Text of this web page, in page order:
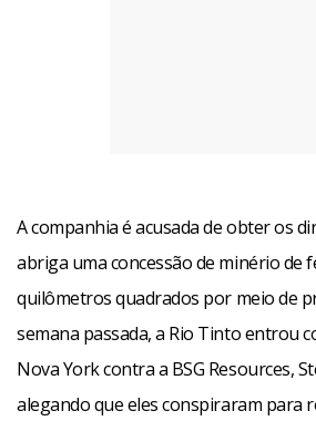
A companhia é acusada de obter os
abriga uma concessão de minério de
quilômetros quadrados por meio de
semana passada, a Rio Tinto entrou
Nova York contra a BSG Resources,
alegando que eles conspiraram para